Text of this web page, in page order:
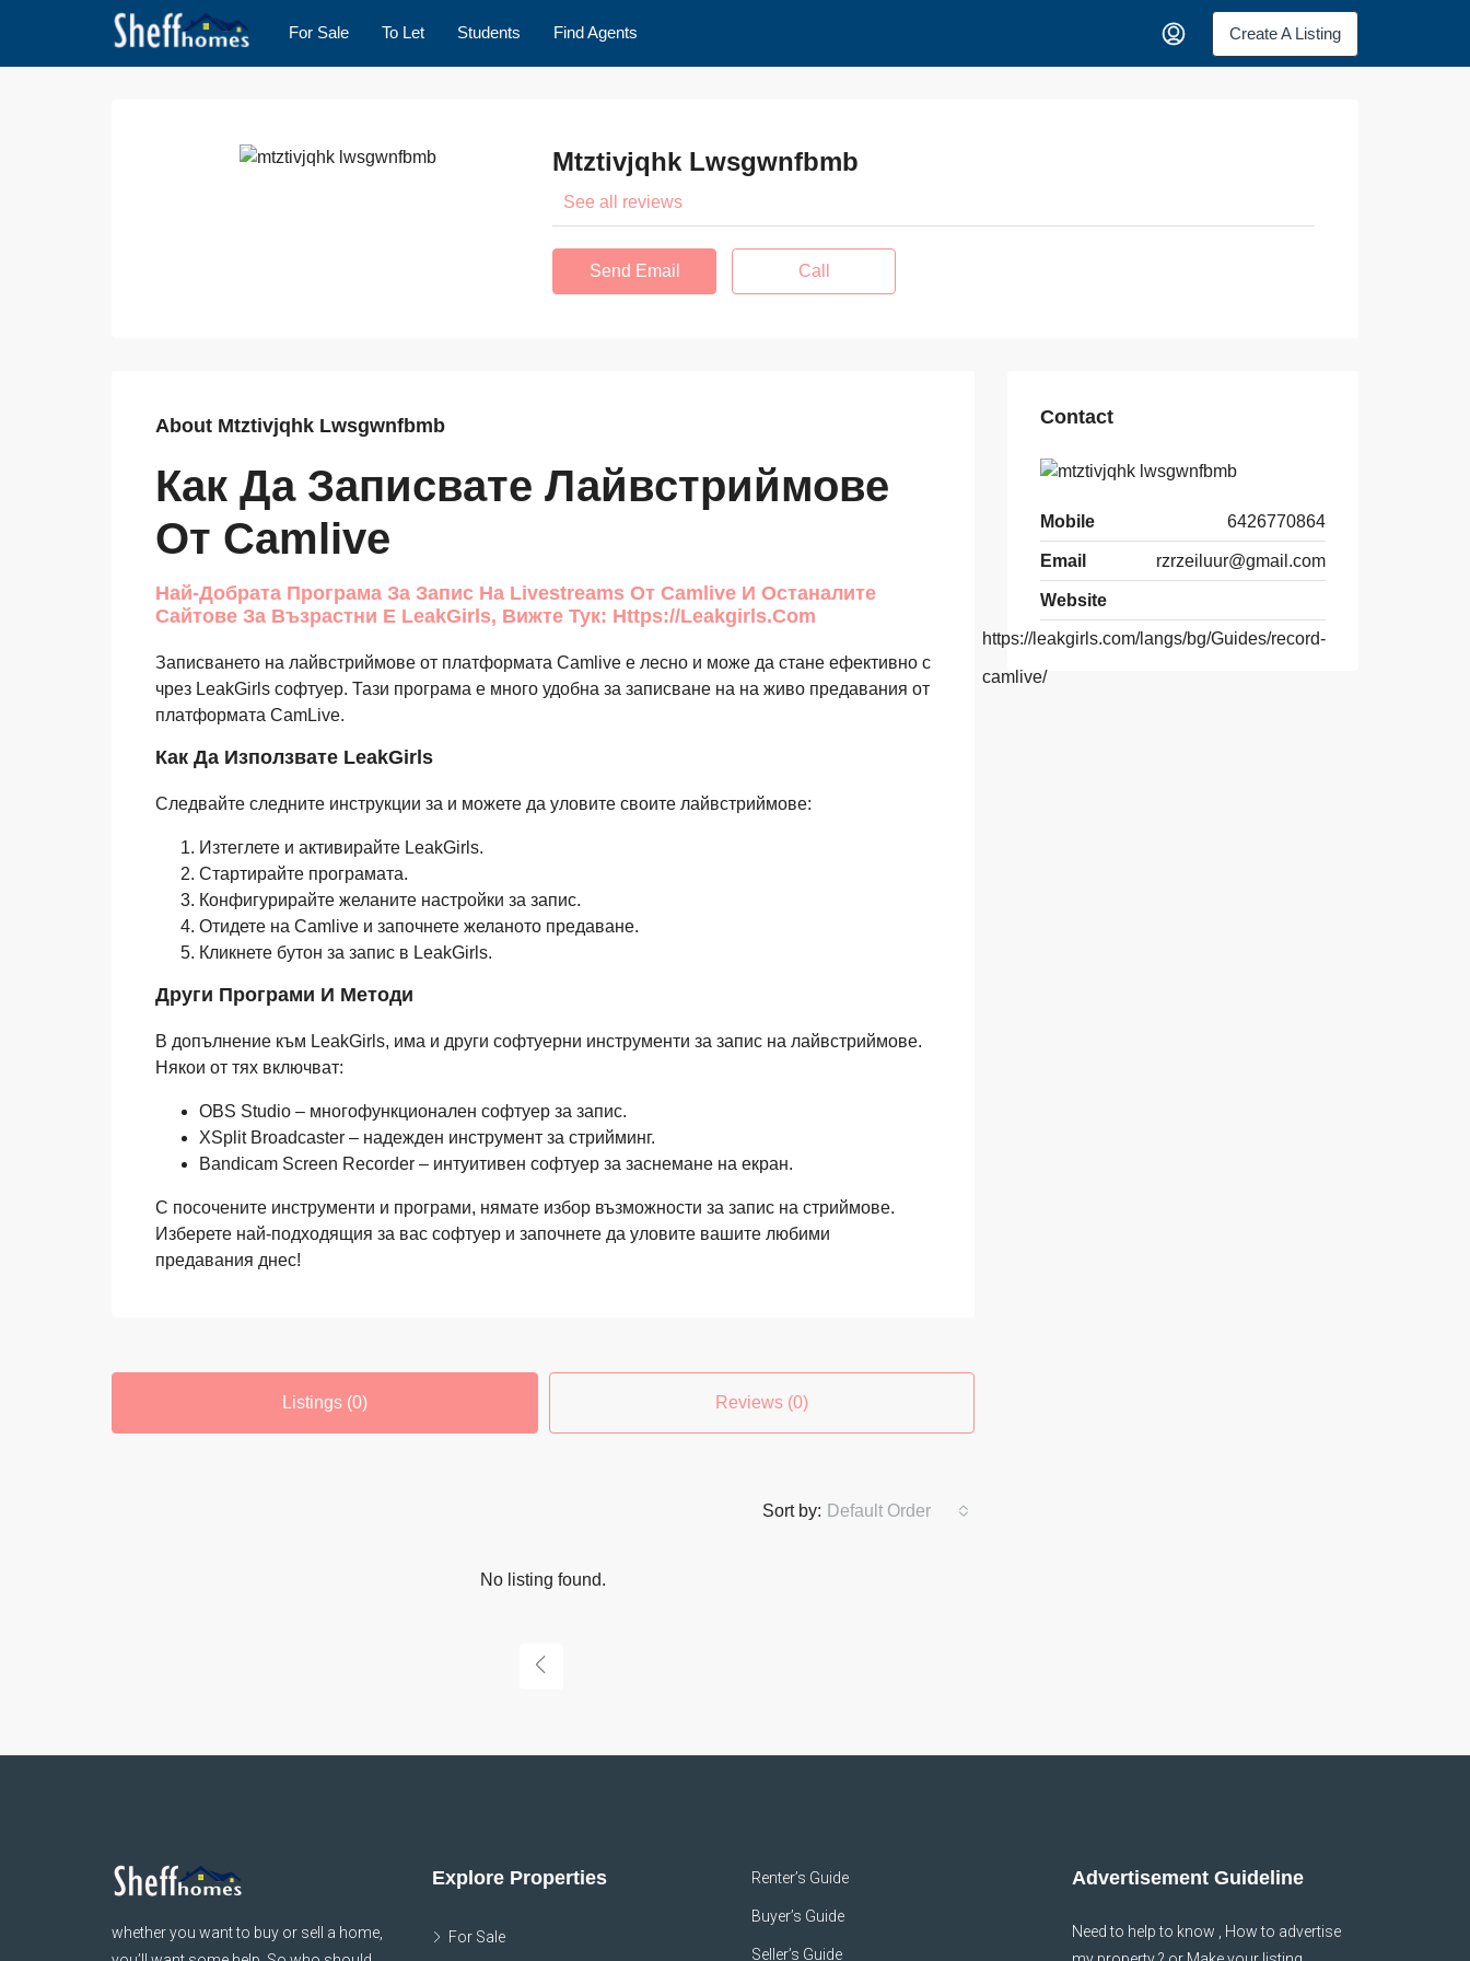
For Sale To Let Students Find Agents Create A Listing
Mtztivjqhk Lwsgwnfbmb
See all reviews
Send Email Call
About Mtztivjqhk Lwsgwnfbmb
Как Да Записвате Лайвстриймове
От Camlive
Най-Добрата Програма За Запис На Livestreams От Camlive И Останалите
Сайтове За Възрастни Е LeakGirls, Вижте Тук: Https://leakgirls.com
Записването на лайвстриймове от платформата Camlive е лесно и може да стане ефективно с
чрез LeakGirls софтуер. Тази програма е много удобна за записване на на живо предавания от
платформата CamLive.
Как Да Използвате LeakGirls
Следвайте следните инструкции за и можете да уловите своите лайвстриймове:
Изтеглете и активирайте LeakGirls.
Стартирайте програмата.
Конфигурирайте желаните настройки за запис.
Отидете на Camlive и започнете желаното предаване.
Кликнете бутон за запис в LeakGirls.
Други Програми И Методи
В допълнение към LeakGirls, има и други софтуерни инструменти за запис на лайвстриймове.
Някои от тях включват:
OBS Studio – многофункционален софтуер за запис.
XSplit Broadcaster – надежден инструмент за стрийминг.
Bandicam Screen Recorder – интуитивен софтуер за заснемане на екран.
С посочените инструменти и програми, нямате избор възможности за запис на стриймове.
Изберете най-подходящия за вас софтуер и започнете да уловите вашите любими
предавания днес!
Listings (0) Reviews (0)
Sort by: Default Order
No listing found.
Contact
Mobile 6426770864
Email rzrzeiluur@gmail.com
Website
https://leakgirls.com/langs/bg/Guides/record-
camlive/
whether you want to buy or sell a home,
Explore Properties
For Sale
Renter’s Guide
Buyer’s Guide
Seller’s Guide
Advertisement Guideline
Need to help to know , How to advertise